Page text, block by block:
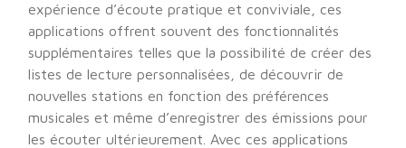
expérience d’écoute pratique et conviviale, ces
applications offrent souvent des fonctionnalités
supplémentaires telles que la possibilité de créer des
listes de lecture personnalisées, de découvrir de
nouvelles stations en fonction des préférences
musicales et même d’enregistrer des émissions pour
les écouter ultérieurement. Avec ces applications